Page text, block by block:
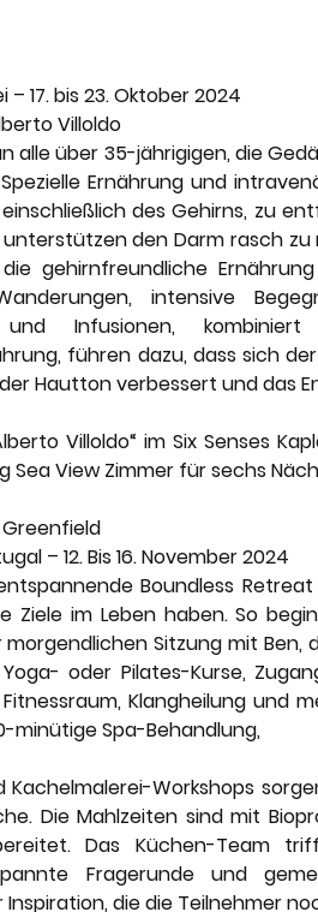
– 17. bis 23. Oktober 2024
Villoldo
alle über 35-jährigigen, die
Ernährung und
des Gehirns, zu
den Darm rasch zu
gehirnfreundliche
intensive
und Infusionen,
führen dazu, dass sich der
Hautton verbessert und das
Villoldo“ im Six Senses
Sea View Zimmer für sechs
Greenfield
– 12. Bis 16. November 2024
Boundless
Ziele im Leben haben. So
Sitzung mit Ben,
oder Pilates-Kurse,
Klangheilung und
minütige Spa-Behandlung,
Kachelmalerei-Workshops
Die Mahlzeiten sind mit
Das Küchen-Team
Fragerunde und
die die Teilnehmer